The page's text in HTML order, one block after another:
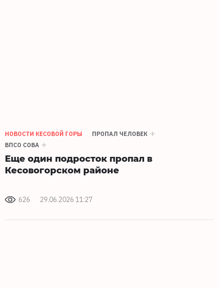
НОВОСТИ КЕСОВОЙ ГОРЫ
ПРОПАЛ ЧЕЛОВЕК
ВПСО СОВА
Еще один подросток пропал в
Кесовогорском районе
626 29.06.2026 11:27